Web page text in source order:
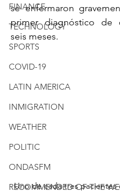
FINANCE
TECHNOLOGY
SPORTS
COVID-19
LATIN AMERICA
INMIGRATION
WEATHER
POLITIC
ONDASFM
RECOMMENDED OF THE
se enfermaron
primer diagnóstico de
seis meses.
Uno de cada tres pacientes